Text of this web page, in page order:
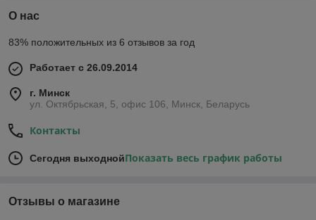
О нас
83% положительных из 6 отзывов за год
Работает с 26.09.2014
г. Минск
ул. Октябрьская, 5, офис 106, Минск, Беларусь
Контакты
Сегодня выходнойПоказать весь график работы
Отзывы о магазине